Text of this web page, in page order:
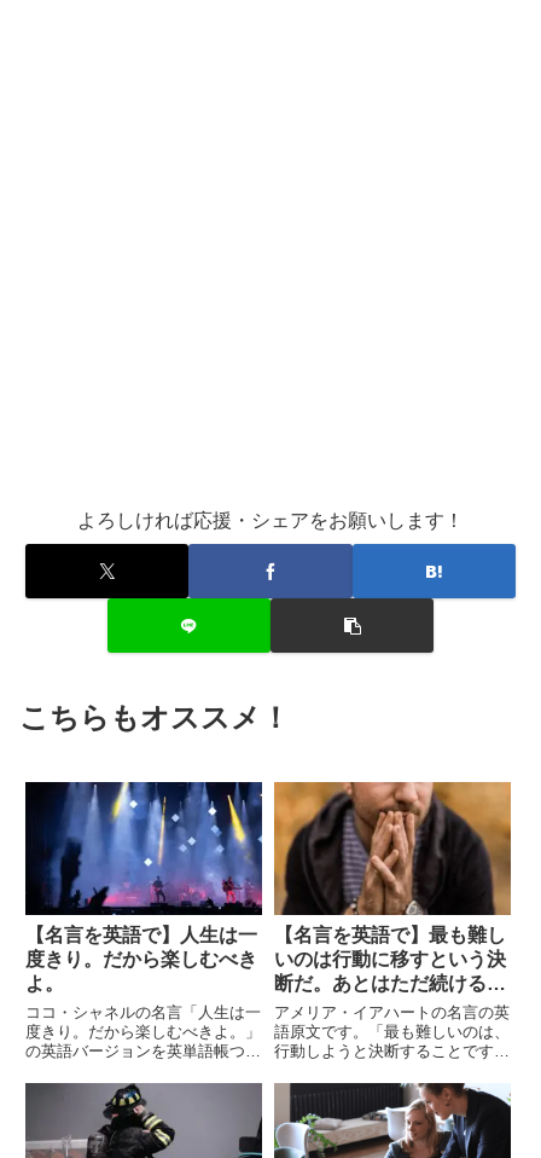
よろしければ応援・シェアをお願いします！
こちらもオススメ！
【名言を英語で】人生は一
度きり。だから楽しむべき
よ。
ココ・シャネルの名言「人生は一
度きり。だから楽しむべきよ。」
の英語バージョンを英単語帳つき
【名言を英語で】最も難し
いのは行動に移すという決
断だ。あとはただ続けるだ
けでいいのだから。
アメリア・イアハートの名言の英
語原文です。「最も難しいのは、
行動しようと決断することです。
うだけ。恐怖は張子の虎です。自
分で決断すれば、どんなことでも
できる。人生を変え、思い通りに
することができる。そしてその…